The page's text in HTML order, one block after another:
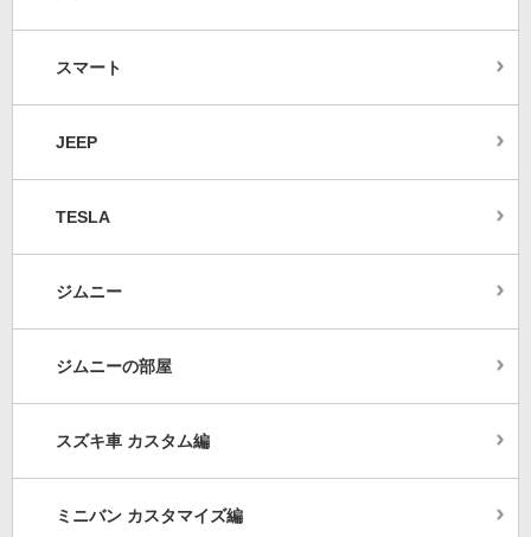
スマート
JEEP
TESLA
ジムニー
ジムニーの部屋
スズキ車 カスタム編
ミニバン カスタマイズ編